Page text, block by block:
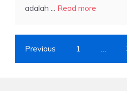
adalah ... Read more
Previous 1